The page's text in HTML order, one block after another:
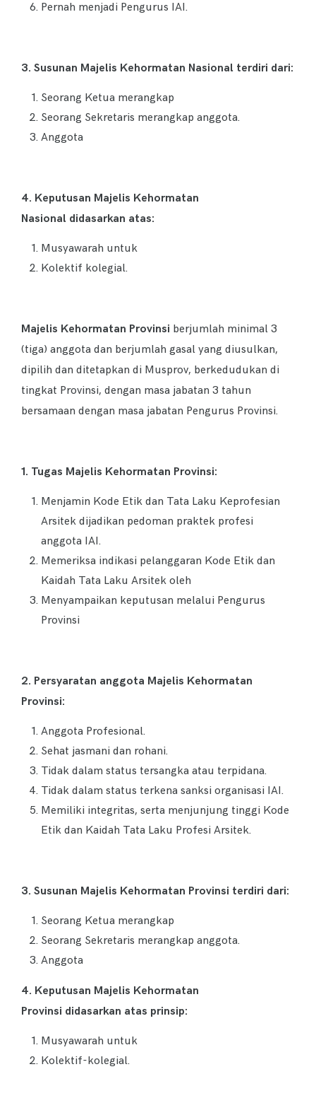
Pernah menjadi Pengurus IAI.
3. Susunan Majelis Kehormatan Nasional terdiri dari:
Seorang Ketua merangkap
Seorang Sekretaris merangkap anggota.
Anggota
4. Keputusan Majelis Kehormatan
Nasional didasarkan atas:
Musyawarah untuk
Kolektif kolegial.
Majelis Kehormatan Provinsi berjumlah minimal 3
(tiga) anggota dan berjumlah gasal yang diusulkan,
dipilih dan ditetapkan di Musprov, berkedudukan di
tingkat Provinsi, dengan masa jabatan 3 tahun
bersamaan dengan masa jabatan Pengurus Provinsi.
1. Tugas Majelis Kehormatan Provinsi:
Menjamin Kode Etik dan Tata Laku Keprofesian
Arsitek dijadikan pedoman praktek profesi
anggota IAI.
Memeriksa indikasi pelanggaran Kode Etik dan
Kaidah Tata Laku Arsitek oleh
Menyampaikan keputusan melalui Pengurus
Provinsi
2. Persyaratan anggota Majelis Kehormatan
Provinsi:
Anggota Profesional.
Sehat jasmani dan rohani.
Tidak dalam status tersangka atau terpidana.
Tidak dalam status terkena sanksi organisasi IAI.
Memiliki integritas, serta menjunjung tinggi Kode
Etik dan Kaidah Tata Laku Profesi Arsitek.
3. Susunan Majelis Kehormatan Provinsi terdiri dari:
Seorang Ketua merangkap
Seorang Sekretaris merangkap anggota.
Anggota
4. Keputusan Majelis Kehormatan
Provinsi didasarkan atas prinsip:
Musyawarah untuk
Kolektif-kolegial.